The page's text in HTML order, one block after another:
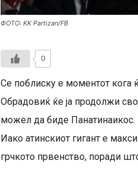
ФОТО: KK Partizan/FB
0
Се поблиску е моментот кога
Обрадовиќ ќе ја продолжи
можел да биде Панатинаикос.
Иако атинскиот гигант е
грчкото првенство, поради